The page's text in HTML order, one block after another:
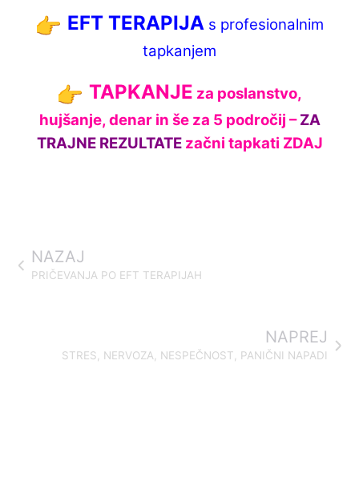
EFT TERAPIJA s profesionalnim
tapkanjem
TAPKANJE za poslanstvo,
hujšanje, denar in še za 5 področij –ZA
TRAJNE REZULTATEzačni tapkati ZDAJ
NAZAJ
PRIČEVANJA PO EFT TERAPIJAH
NAPREJ
STRES, NERVOZA, NESPEČNOST, PANIČNI NAPADI